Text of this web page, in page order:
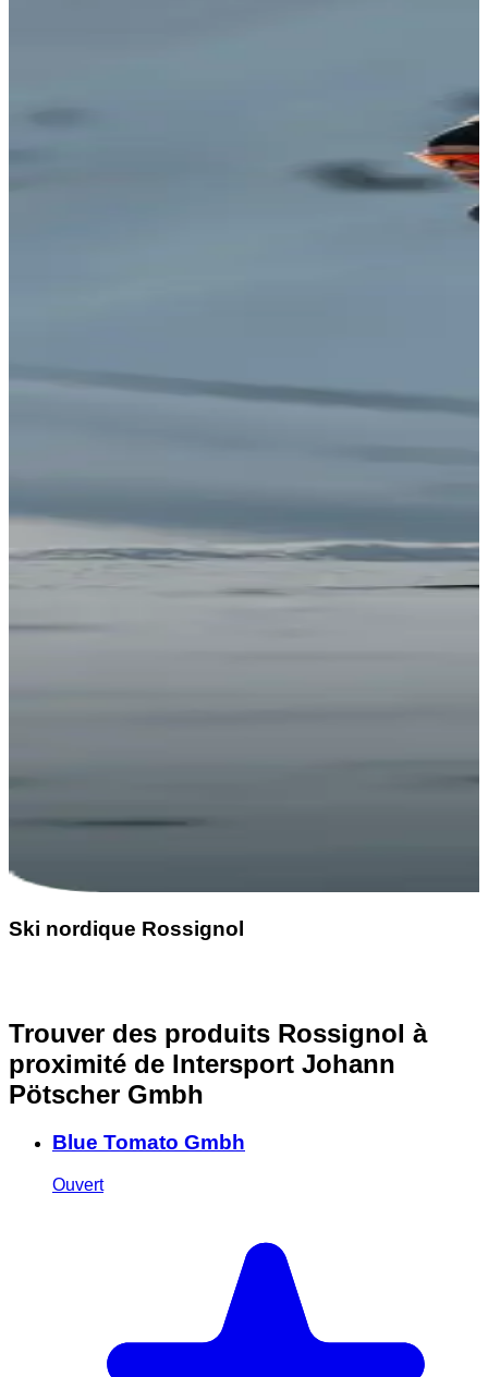
Ski nordique Rossignol
Trouver des produits Rossignol à
proximité de Intersport Johann
Pötscher Gmbh
Blue Tomato Gmbh
Ouvert